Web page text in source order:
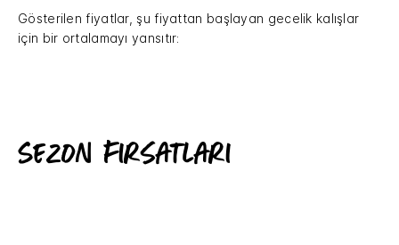
Gösterilen fiyatlar, şu fiyattan başlayan gecelik kalışlar
için bir ortalamayı yansıtır:
Sezon Fırsatları